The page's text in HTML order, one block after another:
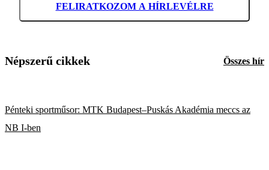
FELIRATKOZOM A HÍRLEVÉLRE
Népszerű cikkek Összes hír
Pénteki sportműsor: MTK Budapest–Puskás Akadémia meccs az
NB I-ben